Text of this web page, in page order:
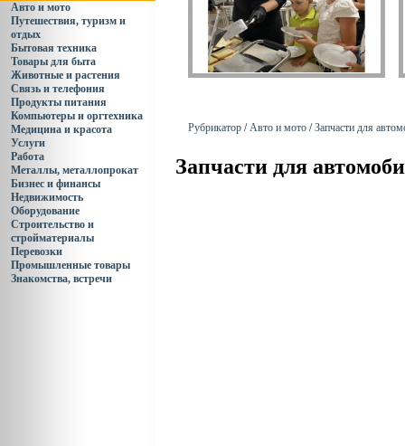
Авто и мото
Путешествия, туризм и
отдых
Бытовая техника
Товары для быта
Животные и растения
Связь и телефония
Продукты питания
Компьютеры и оргтехника
Медицина и красота
Услуги
Работа
Металлы, металлопрокат
Бизнес и финансы
Недвижимость
Оборудование
Строительство и
стройматериалы
Перевозки
Промышленные товары
Знакомства, встречи
Рубрикатор /Авто и мото /Запчасти для
Запчасти для